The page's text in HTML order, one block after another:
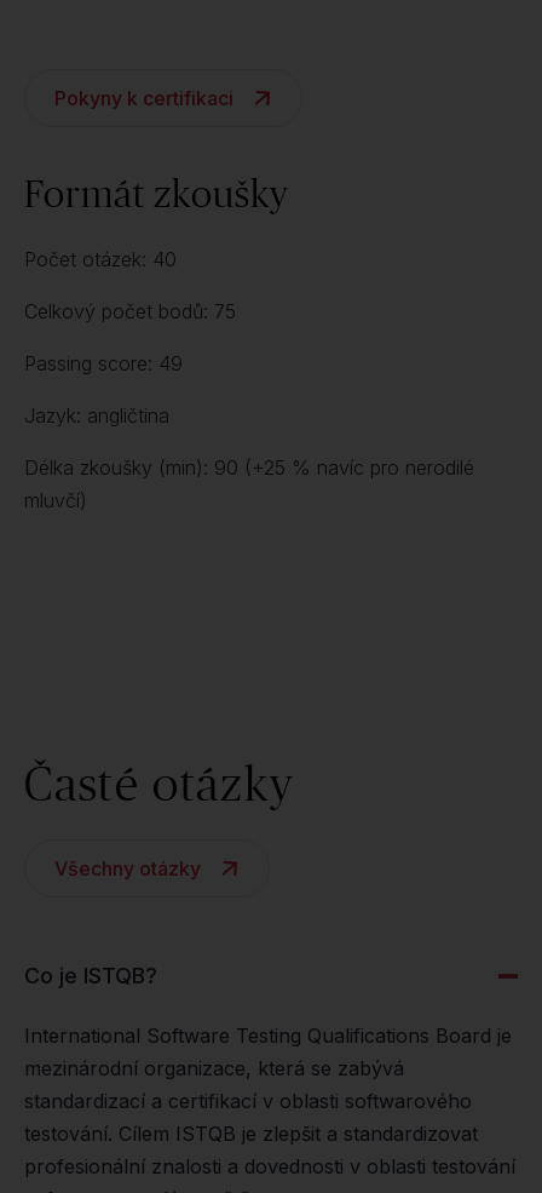
Pokyny k certifikaci
Formát zkoušky
Počet otázek: 40
Celkový počet bodů: 75
Passing score: 49
Jazyk: angličtina
Délka zkoušky (min): 90 (+25 % navíc pro nerodilé
mluvčí)
Časté otázky
Všechny otázky
Co je ISTQB?
International Software Testing Qualifications Board je
mezinárodní organizace, která se zabývá
standardizací a certifikací v oblasti softwarového
testování. Cílem ISTQB je zlepšit a standardizovat
profesionální znalosti a dovednosti v oblasti testování